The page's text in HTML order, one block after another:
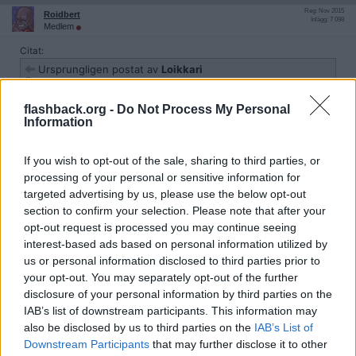
flashback.org - Do Not Process My Personal
Information
If you wish to opt-out of the sale, sharing to third parties, or
processing of your personal or sensitive information for
targeted advertising by us, please use the below opt-out
section to confirm your selection. Please note that after your
opt-out request is processed you may continue seeing
interest-based ads based on personal information utilized by
us or personal information disclosed to third parties prior to
your opt-out. You may separately opt-out of the further
disclosure of your personal information by third parties on the
IAB’s list of downstream participants. This information may
also be disclosed by us to third parties on the IAB’s List of
Downstream Participants that may further disclose it to other
Roidbert
Medlem
Reg: Nov 2015
Inlägg: 7 098
Citat:
Ursprungligen postat av Loikkari
Är det med RUT eller inte? Men en vanlig flytt på en etta
ligger ca 5 000 SEK om det är lokalt. Städ ca 3 500 SEK. Själv
flyttade jag i somras (aug 2025) en två på 60 kvm till en tvåa
på 53 kvm, två km körsträcka, ca 15 cubikmeter, kostnad 5
men kan bero på olika anledningar, tex en avgift till
avfallshanteringen.
Utan RUT-avdrag. Min pappa hyrde lägenheten och har avlidit.
Som jag förstår det innebär detta att vi inte kan utnyttja RUT-
avdraget? Jag och mina syskon vill förstås komma undan så billigt
som möjligt eftersom vi kommer ärva pappa.
2026-05-05, 15:13
gniknus2
Inlägg: 4 907